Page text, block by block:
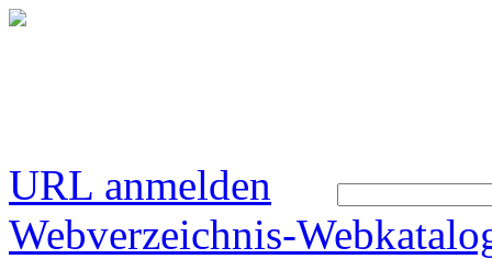
URL anmelden
Webverzeichnis-